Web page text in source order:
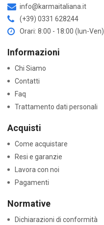
info@karmaitaliana.it
(+39) 0331 628244
Orari: 8:00 - 18:00 (lun-Ven)
Informazioni
Chi Siamo
Contatti
Faq
Trattamento dati personali
Acquisti
Come acquistare
Resi e garanzie
Lavora con noi
Pagamenti
Normative
Dichiarazioni di conformità